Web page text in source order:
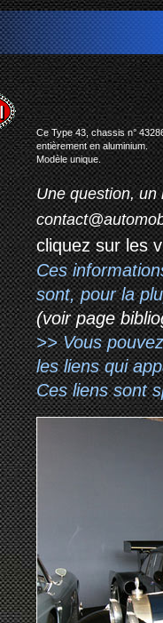
Ce Type 43, chassis n°
entièrement en aluminium.
Modèle unique.
Une question, un
cliquez sur les
Ces
sont, pour la
(voir page
>> Vous
les liens qui
Ces liens sont